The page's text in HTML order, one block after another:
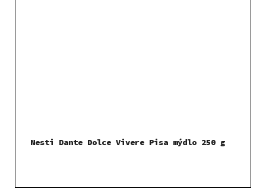
Nesti Dante Dolce Vivere Pisa mýdlo 250 g